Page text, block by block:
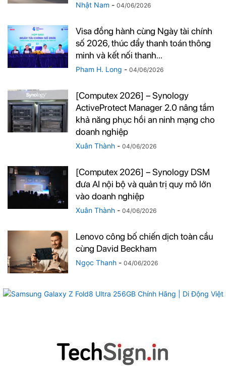
Nhật Nam - 04/06/2026
Visa đồng hành cùng Ngày tài chính
số 2026, thúc đẩy thanh toán thông
minh và kết nối thanh...
Pham H. Long - 04/06/2026
[Computex 2026] – Synology
ActiveProtect Manager 2.0 nâng tầm
khả năng phục hồi an ninh mạng cho
doanh nghiệp
Xuân Thành - 04/06/2026
[Computex 2026] – Synology DSM
đưa AI nội bộ và quản trị quy mô lớn
vào doanh nghiệp
Xuân Thành - 04/06/2026
Lenovo công bố chiến dịch toàn cầu
cùng David Beckham
Ngọc Thanh - 04/06/2026